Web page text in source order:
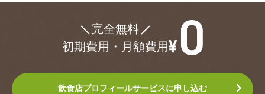
完全無料
初期費用・月額費用
飲食店プロフィールサービスに申し込む